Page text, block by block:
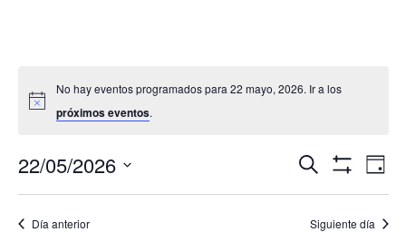
No hay eventos programados para 22 mayo, 2026. Ir a los
próximos eventos.
Buscar
Filtros
de
de
Día
22/05/2026
Día anterior Siguiente día